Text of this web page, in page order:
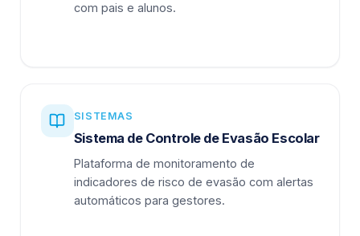
com pais e alunos.
SISTEMAS
Sistema de Controle de Evasão Escolar
Plataforma de monitoramento de
indicadores de risco de evasão com alertas
automáticos para gestores.